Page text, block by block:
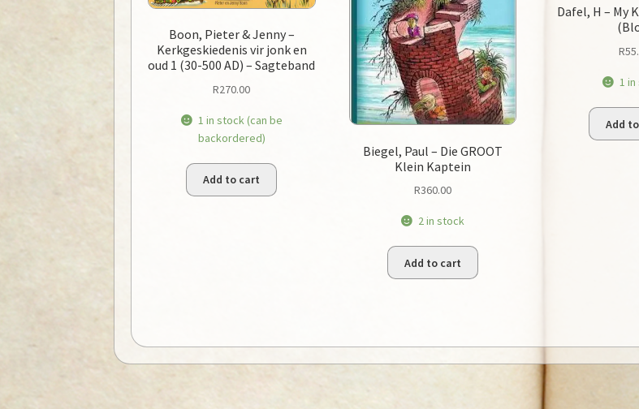
Boon, Pieter & Jenny –
Kerkgeskiedenis vir jonk en
oud 1 (30-500 AD) – Sagteband
R270.00
1 in stock (can be
backordered)
Add to cart
Biegel, Paul – Die GROOT
Klein Kaptein
R360.00
2 in stock
Add to cart
Dafel, H – My
R
1
Add